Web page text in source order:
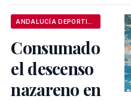
Consumado
el descenso
nazareno en